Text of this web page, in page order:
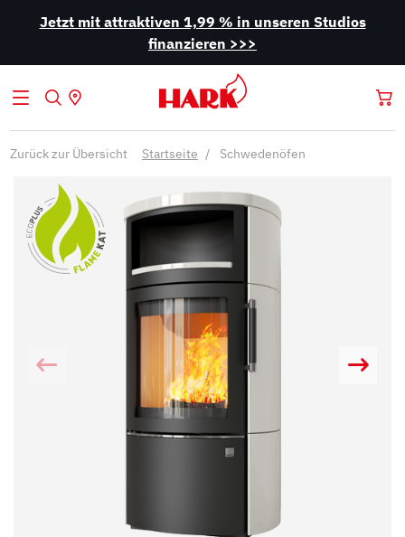
Jetzt mit attraktiven 1,99 % in unseren Studios
finanzieren >>>
Zurück zur Übersicht Startseite Schwedenöfen